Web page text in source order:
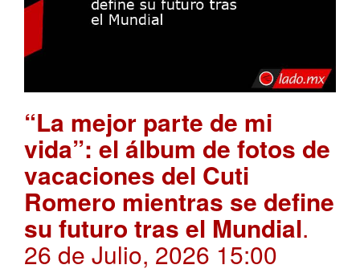
“La mejor parte de mi
vida”: el álbum de fotos de
vacaciones del Cuti
Romero mientras se define
su futuro tras el Mundial.
26 de Julio, 2026 15:00